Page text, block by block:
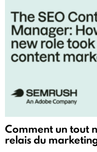
Comment un tout
relais du